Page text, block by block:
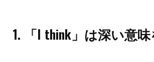
1. 「I think」は深い意